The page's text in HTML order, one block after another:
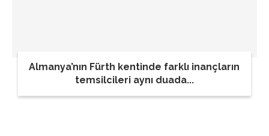
Almanya’nın Fürth kentinde farklı inançların
temsilcileri aynı duada...